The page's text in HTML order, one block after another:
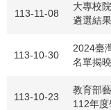
113-11-08
大專校
遴選結
113-10-30
2024臺
名單揭曉
113-10-23
教育部
112年